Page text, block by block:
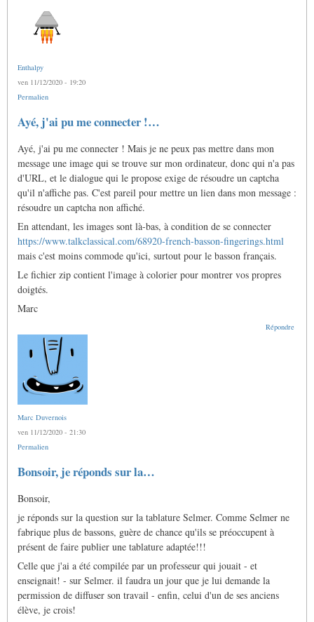
Enthalpy
ven 11/12/2020 - 19:20
Permalien
Ayé, j'ai pu me connecter !…
Ayé, j'ai pu me connecter ! Mais je ne peux pas mettre dans mon
message une image qui se trouve sur mon ordinateur, donc qui n'a pas
d'URL, et le dialogue qui le propose exige de résoudre un captcha
qu'il n'affiche pas. C'est pareil pour mettre un lien dans mon message :
résoudre un captcha non affiché.
En attendant, les images sont là-bas, à condition de se connecter
https://www.talkclassical.com/68920-french-basson-fingerings.html
mais c'est moins commode qu'ici, surtout pour le basson français.
Le fichier zip contient l'image à colorier pour montrer vos propres
doigtés.
Marc
Répondre
Marc Duvernois
ven 11/12/2020 - 21:30
Permalien
Bonsoir, je réponds sur la…
Bonsoir,
je réponds sur la question sur la tablature Selmer. Comme Selmer ne
fabrique plus de bassons, guère de chance qu'ils se préoccupent à
présent de faire publier une tablature adaptée!!!
Celle que j'ai a été compilée par un professeur qui jouait - et
enseignait! - sur Selmer. il faudra un jour que je lui demande la
permission de diffuser son travail - enfin, celui d'un de ses anciens
élève, je crois!